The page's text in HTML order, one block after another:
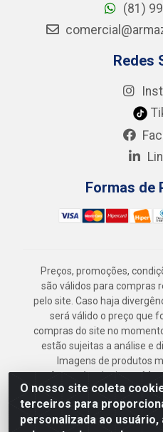
O nosso site coleta
terceiros para
personalizada ao
(81)
Redes
Formas de
Preços, promoções,
são válidos para compras
pelo site. Caso haja
será válido o preço que
compras do site no
estão sujeitas a análise e
Imagens de produtos
Armazém Jenipapo
Geral LTDA - Rua das
Recife/PE - CEP